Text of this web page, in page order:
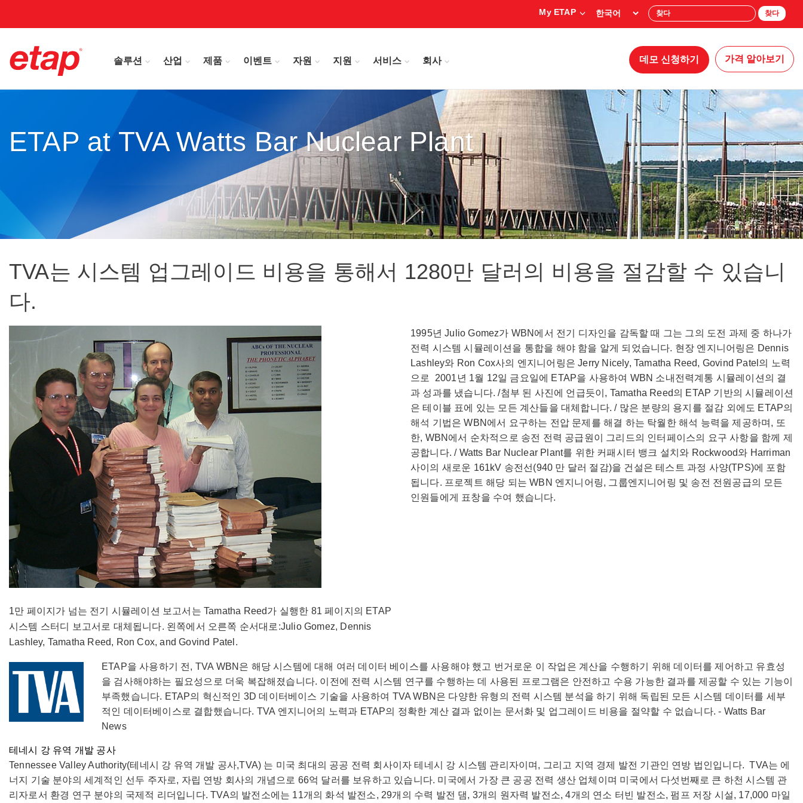
My ETAP 찾다
솔루션 산업 제품 이벤트 자원 지원 서비스 회사 데모 신청하기 가격 알아보기
ETAP at TVA Watts Bar Nuclear Plant
TVA는 시스템 업그레이드 비용을 통해서 1280만 달러의 비용을 절감할 수 있습니
다.
1만 페이지가 넘는 전기 시뮬레이션 보고서는 Tamatha Reed가 실행한 81 페이지의 ETAP
시스템 스터디 보고서로 대체됩니다. 왼쪽에서 오른쪽 순서대로:Julio Gomez, Dennis
Lashley, Tamatha Reed, Ron Cox, and Govind Patel.
1995년 Julio Gomez가 WBN에서 전기 디자인을 감독할 때 그는 그의 도전 과제 중 하나가
전력 시스템 시뮬레이션을 통합을 해야 함을 알게 되었습니다. 현장 엔지니어링은 Dennis
Lashley와 Ron Cox사의 엔지니어링은 Jerry Nicely, Tamatha Reed, Govind Patel의 노력
으로 2001년 1월 12일 금요일에 ETAP을 사용하여 WBN 소내전력계통 시뮬레이션의 결
과 성과를 냈습니다. /첨부 된 사진에 언급듯이, Tamatha Reed의 ETAP 기반의 시뮬레이션
은 테이블 표에 있는 모든 계산들을 대체합니다. / 많은 분량의 용지를 절감 외에도 ETAP의
해석 기법은 WBN에서 요구하는 전압 문제를 해결 하는 탁월한 해석 능력을 제공하며, 또
한, WBN에서 순차적으로 송전 전력 공급원이 그리드의 인터페이스의 요구 사항을 함께 제
공합니다. / Watts Bar Nuclear Plant를 위한 커패시터 뱅크 설치와 Rockwood와 Harriman
사이의 새로운 161kV 송전선(940 만 달러 절감)을 건설은 테스트 과정 사양(TPS)에 포함
됩니다. 프로젝트 해당 되는 WBN 엔지니어링, 그룹엔지니어링 및 송전 전원공급의 모든
인원들에게 표창을 수여 했습니다.
ETAP을 사용하기 전, TVA WBN은 해당 시스템에 대해 여러 데이터 베이스를 사용해야 했고 번거로운 이 작업은 계산을 수행하기 위해 데이터를 제어하고 유효성
을 검사해야하는 필요성으로 더욱 복잡해졌습니다. 이전에 전력 시스템 연구를 수행하는 데 사용된 프로그램은 안전하고 수용 가능한 결과를 제공할 수 있는 기능이
부족했습니다. ETAP의 혁신적인 3D 데이터베이스 기술을 사용하여 TVA WBN은 다양한 유형의 전력 시스템 분석을 하기 위해 독립된 모든 시스템 데이터를 세부
적인 데이터베이스로 결합했습니다. TVA 엔지니어의 노력과 ETAP의 정확한 계산 결과 없이는 문서화 및 업그레이드 비용을 절약할 수 없습니다. - Watts Bar
News
테네시 강 유역 개발 공사
Tennessee Valley Authority(테네시 강 유역 개발 공사,TVA) 는 미국 최대의 공공 전력 회사이자 테네시 강 시스템 관리자이며, 그리고 지역 경제 발전 기관인 연방 법인입니다. TVA는 에
너지 기술 분야의 세계적인 선두 주자로, 자립 연방 회사의 개념으로 66억 달러를 보유하고 있습니다. 미국에서 가장 큰 공공 전력 생산 업체이며 미국에서 다섯번째로 큰 하천 시스템 관
리자로서 환경 연구 분야의 국제적 리더입니다. TVA의 발전소에는 11개의 화석 발전소, 29개의 수력 발전 댐, 3개의 원자력 발전소, 4개의 연소 터빈 발전소, 펌프 저장 시설, 17,000 마일